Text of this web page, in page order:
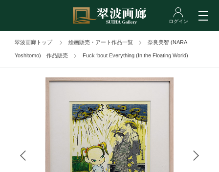
翠波画廊トップ 絵画販売・アート作品一覧 奈良美智 (NARA
Yoshitomo) 作品販売 Fuck ‘bout Everything (In the Floating World)